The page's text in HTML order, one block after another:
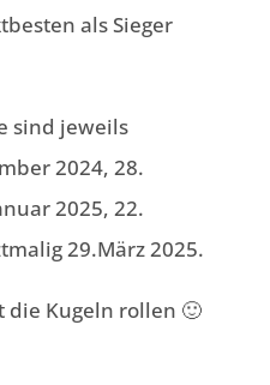
als Sieger
sind jeweils
2024, 28.
2025, 22.
29.März 2025.
die Kugeln rollen 🙂